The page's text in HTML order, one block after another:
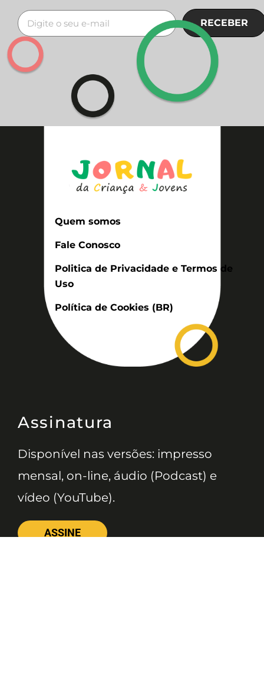
RECEBER
Quem somos
Fale Conosco
Politica de Privacidade e Termos de
Uso
Política de Cookies (BR)
Assinatura
Disponível nas versões: impresso
mensal, on-line, áudio (Podcast) e
vídeo (YouTube).
ASSINE